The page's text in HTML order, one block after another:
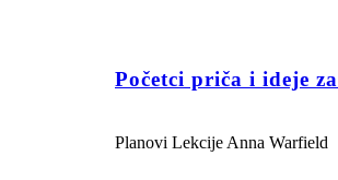
Početci priča i ideje
Planovi Lekcije Anna Warfield